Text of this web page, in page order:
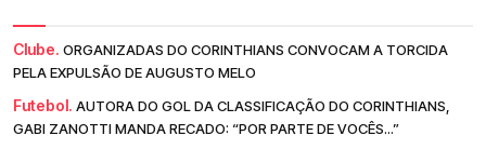
Clube. ORGANIZADAS DO CORINTHIANS CONVOCAM A TORCIDA
PELA EXPULSÃO DE AUGUSTO MELO
Futebol. AUTORA DO GOL DA CLASSIFICAÇÃO DO CORINTHIANS,
GABI ZANOTTI MANDA RECADO: “POR PARTE DE VOCÊS...”